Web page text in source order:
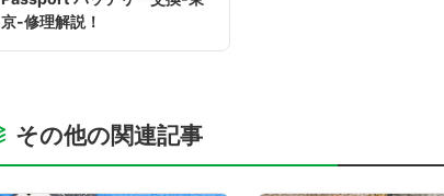
京-修理解説！
その他の関連記事